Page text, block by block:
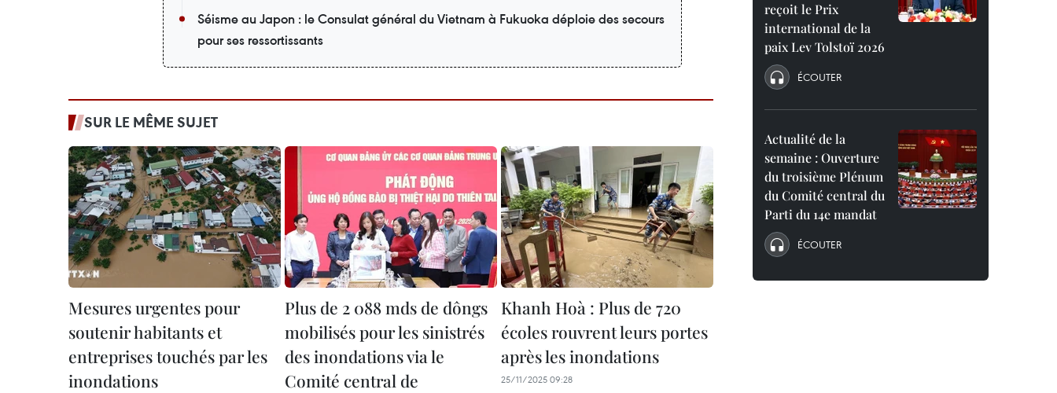
Séisme au Japon : le Consulat général du Vietnam à Fukuoka déploie des secours
pour ses ressortissants
SUR LE MÊME SUJET
Mesures urgentes pour
soutenir habitants et
entreprises touchés par les
inondations
Plus de 2 088 mds de dôngs
mobilisés pour les sinistrés
des inondations via le
Comité central de
Khanh Hoà : Plus de 720
écoles rouvrent leurs portes
après les inondations
25/11/2025 09:28
reçoit le Prix
international de la
paix Lev Tolstoï 2026
ÉCOUTER
Actualité de la
semaine : Ouverture
du troisième Plénum
du Comité central du
Parti du 14e mandat
ÉCOUTER